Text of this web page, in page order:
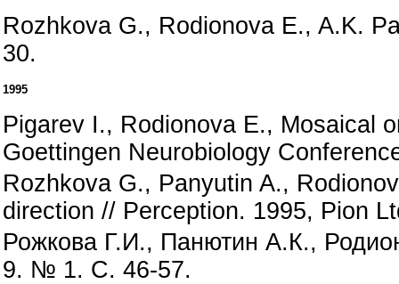
Rozhkova G., Rodionova E., A.K.
30.
1995
Pigarev I., Rodionova E., Mosaical
Goettingen Neurobiology
Rozhkova G., Panyutin A.,
direction // Perception. 1995, Pion
Рожкова Г.И., Панютин А.К.,
9. № 1. С. 46-57.